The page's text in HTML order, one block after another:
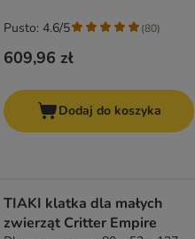
609,96 zł
Pusto: 4.6/5 (80)
Dodaj do koszyka
TIAKI klatka dla małych
zwierząt Critter Empire